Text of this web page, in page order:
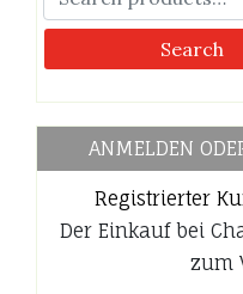
Search
ANMELDEN
Registrierter
Der Einkauf bei
zum